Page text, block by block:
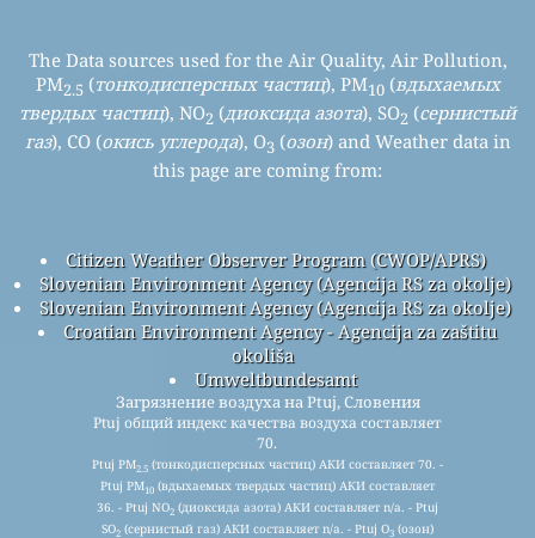
The Data sources used for the Air Quality, Air Pollution,
PM2.5 (тонкодисперсных частиц), PM10(вдыхаемых
твердых частиц), NO2 (диоксида азота), SO2 (сернистый
газ), CO (окись углерода), O3 (озон) and Weather data in
this page are coming from:
Citizen Weather Observer Program (CWOP/APRS)
Slovenian Environment Agency (Agencija RS za okolje)
Slovenian Environment Agency (Agencija RS za okolje)
Croatian Environment Agency - Agencija za zaštitu
okoliša
Umweltbundesamt
Загрязнение воздуха на Ptuj, Словения
Ptuj общий индекс качества воздуха составляет
70.
Ptuj PM2.5(тонкодисперсных частиц) АКИ составляет 70. -
Ptuj PM10(вдыхаемых твердых частиц) АКИ составляет
36. - Ptuj NO2(диоксида азота) АКИ составляет n/a. - Ptuj
SO2(сернистый газ) АКИ составляет n/a. - Ptuj O3(озон)